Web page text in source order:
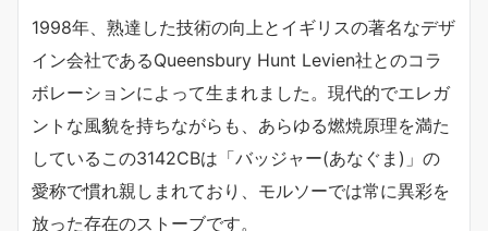
1998年、熟達した技術の向上とイギリスの著名なデザ
イン会社であるQueensbury Hunt Levien社とのコラ
ボレーションによって生まれました。現代的でエレガ
ントな風貌を持ちながらも、あらゆる燃焼原理を満た
しているこの3142CBは「バッジャー(あなぐま)」の
愛称で慣れ親しまれており、モルソーでは常に異彩を
放った存在のストーブです。